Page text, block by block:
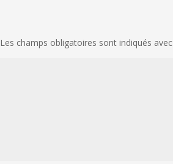
Les champs obligatoires sont indiqués avec